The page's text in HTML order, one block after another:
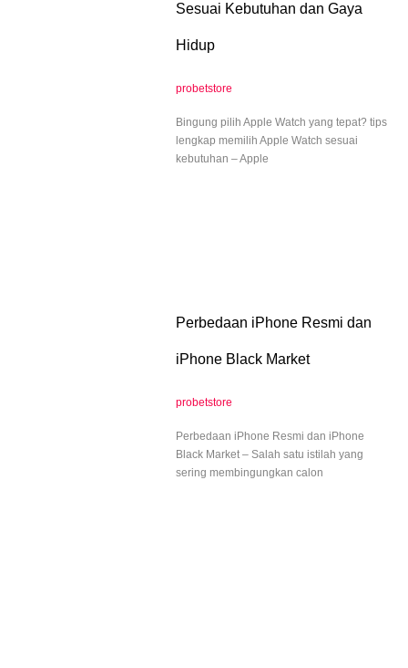
Sesuai Kebutuhan dan Gaya
Hidup
probetstore
Bingung pilih Apple Watch yang tepat? tips
lengkap memilih Apple Watch sesuai
kebutuhan – Apple
Perbedaan iPhone Resmi dan
iPhone Black Market
probetstore
Perbedaan iPhone Resmi dan iPhone
Black Market – Salah satu istilah yang
sering membingungkan calon